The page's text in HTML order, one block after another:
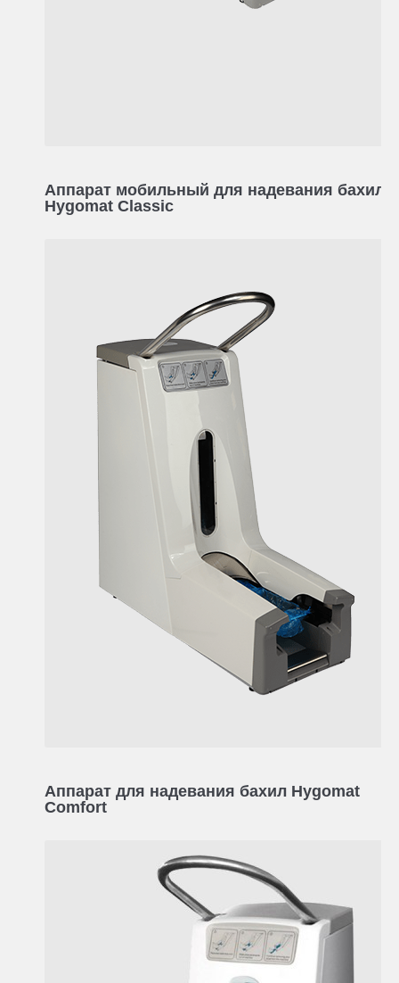
Аппарат мобильный для надевания бахил
Hygomat Classic
Аппарат для надевания бахил Hygomat
Comfort